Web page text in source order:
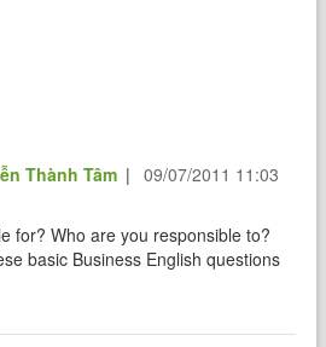
Thành Tâm | 09/07/2011 11:03
for? Who are you responsible to?
basic Business English questions